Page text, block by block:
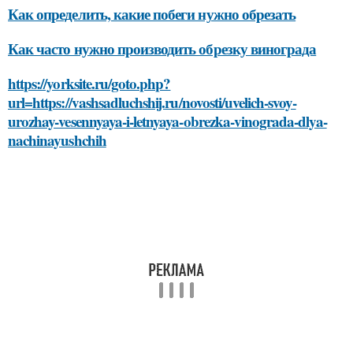
Как определить, какие побеги нужно обрезать
Как часто нужно производить обрезку винограда
https://yorksite.ru/goto.php?
url=https://vashsadluchshij.ru/novosti/uvelich-svoy-
urozhay-vesennyaya-i-letnyaya-obrezka-vinograda-dlya-
nachinayushchih